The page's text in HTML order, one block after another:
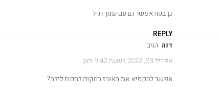
כן בטח אפשר גם עם שמן רגיל
REPLY
דנה הגיב:
אפריל 23, 2022 בשעה 9:42 pm
אפשר להקפיא את האורז במקום לחכות לילה?